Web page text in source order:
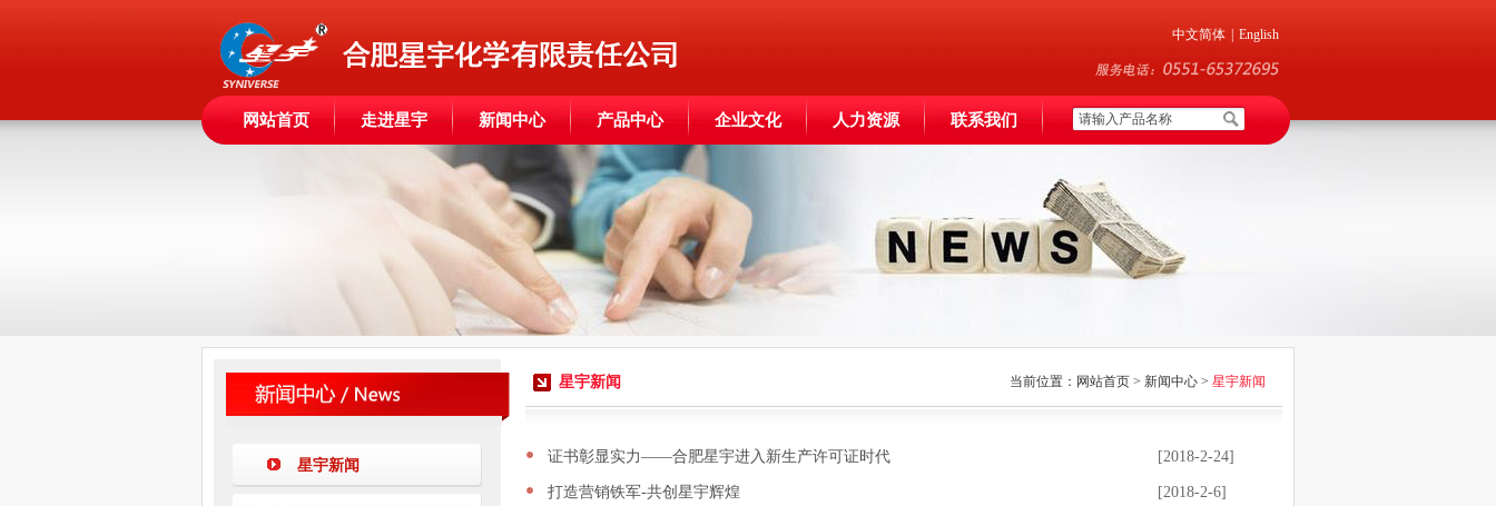
中文简体 English
网站首页 走进星宇 新闻中心 产品中心 企业文化 人力资源 联系我们
星宇新闻
星宇新闻 当前位置：网站首页 > 新闻中心 > 星宇新闻
证书彰显实力——合肥星宇进入新生产许可证时代 [2018-2-24]
打造营销铁军-共创星宇辉煌 [2018-2-6]